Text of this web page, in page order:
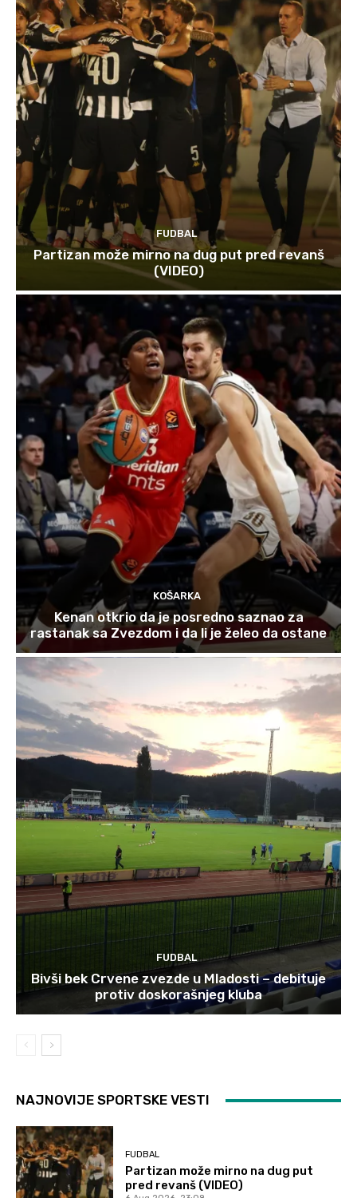
FUDBAL
Partizan može mirno na dug put pred revanš
(VIDEO)
KOŠARKA
Kenan otkrio da je posredno saznao za
rastanak sa Zvezdom i da li je želeo da ostane
FUDBAL
Bivši bek Crvene zvezde u Mladosti – debituje
protiv doskorašnjeg kluba
NAJNOVIJE SPORTSKE VESTI
FUDBAL
Partizan može mirno na dug put
pred revanš (VIDEO)